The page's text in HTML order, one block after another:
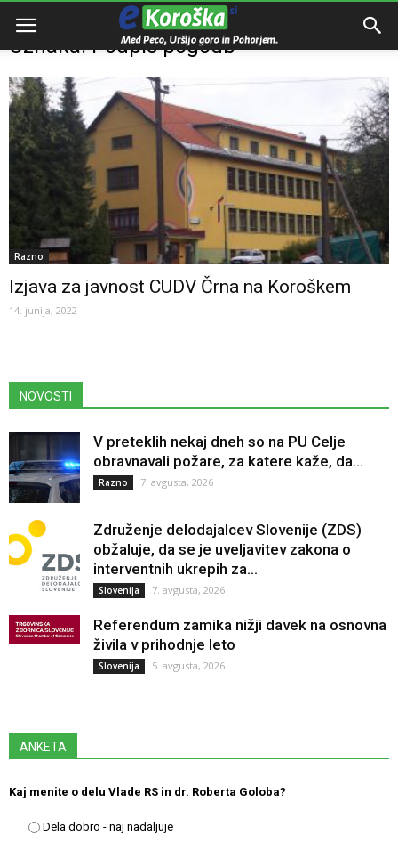
Domov Podpis pogodb
Oznaka: Podpis pogodb
Razno
Izjava za javnost CUDV Črna na Koroškem
14. junija, 2022
NOVOSTI
V preteklih nekaj dneh so na PU Celje
obravnavali požare, za katere kaže, da...
Razno 7. avgusta, 2026
Združenje delodajalcev Slovenije (ZDS)
obžaluje, da se je uveljavitev zakona o
interventnih ukrepih za...
Slovenija 7. avgusta, 2026
Referendum zamika nižji davek na osnovna
živila v prihodnje leto
Slovenija 5. avgusta, 2026
ANKETA
Kaj menite o delu Vlade RS in dr. Roberta Goloba?
Dela dobro - naj nadaljuje